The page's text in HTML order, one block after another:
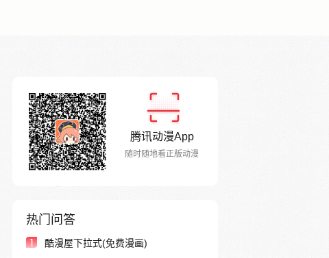
腾讯动漫App
随时随地看正版动漫
热门问答
1 酷漫屋下拉式(免费漫画)